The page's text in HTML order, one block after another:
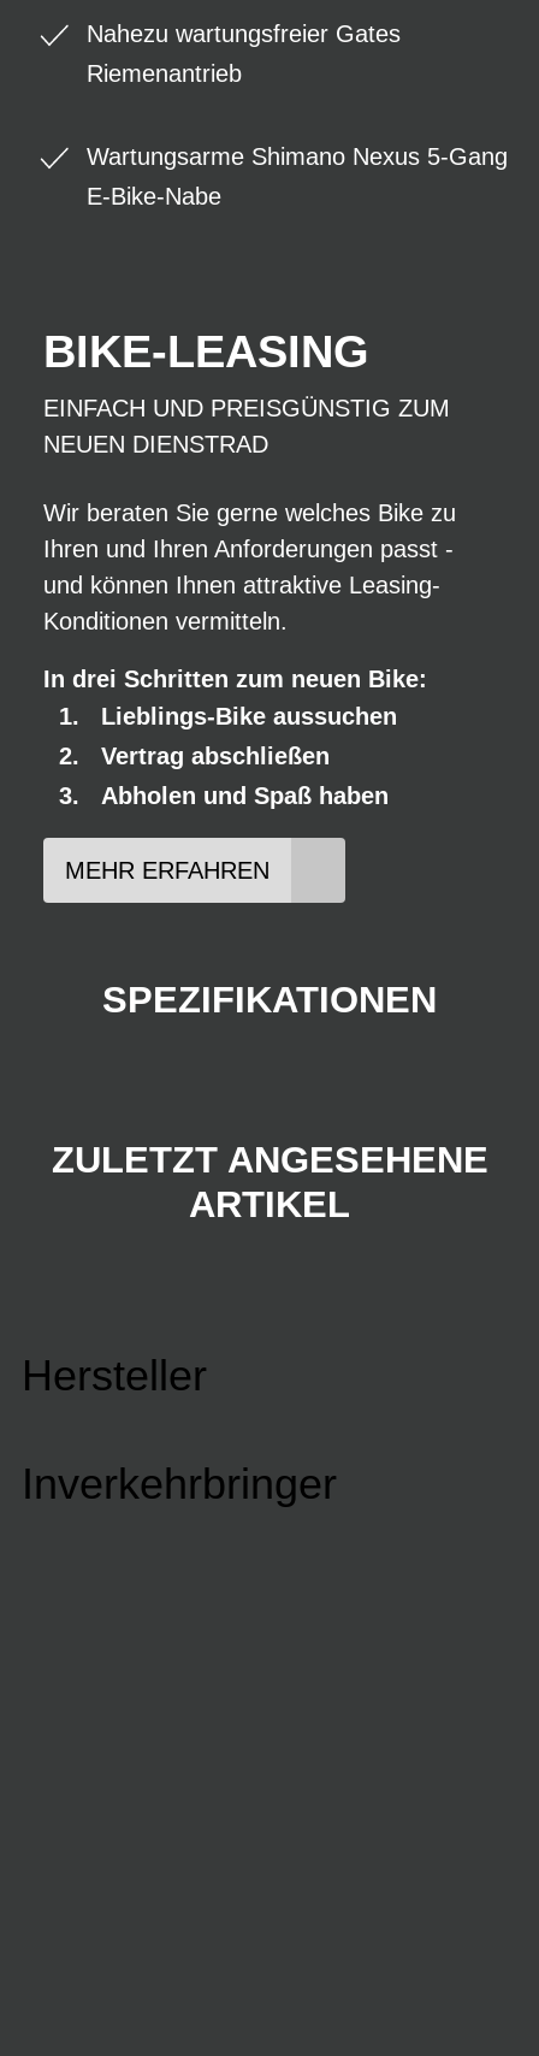
Nahezu wartungsfreier Gates
Riemenantrieb
Wartungsarme Shimano Nexus 5-Gang
E-Bike-Nabe
BIKE-LEASING
EINFACH UND PREISGÜNSTIG ZUM
NEUEN DIENSTRAD
Wir beraten Sie gerne welches Bike zu
Ihren und Ihren Anforderungen passt -
und können Ihnen attraktive Leasing-
Konditionen vermitteln.
In drei Schritten zum neuen Bike:
Lieblings-Bike aussuchen
Vertrag abschließen
Abholen und Spaß haben
MEHR ERFAHREN
SPEZIFIKATIONEN
ZULETZT ANGESEHENE
ARTIKEL
Hersteller
Inverkehrbringer